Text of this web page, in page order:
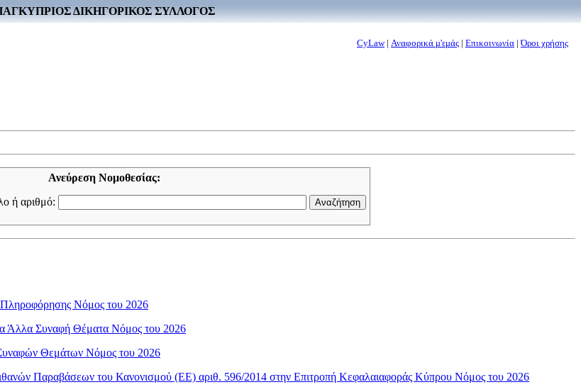
ΔΙΚΗΓΟΡΙΚΟΣ ΣΥΛΛΟΓΟΣ
CyLaw| Αναφορικά μ'εμάς | Επικοινωνία |Όροι χρήσης
Ανεύρεση Νομοθεσίας:
ή αριθμό:
Νόμος του 2026
Άλλα Συναφή Θέματα Νόμος του 2026
Θεμάτων Νόμος του 2026
Παραβάσεων του Κανονισμού (ΕΕ) αριθ. 596/2014 στην Επιτροπή Κεφαλαιαφοράς Κύπρου Νόμος του 2026